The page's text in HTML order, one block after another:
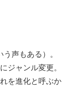
声もある）。
ジャンル変更。
を進化と呼ぶか